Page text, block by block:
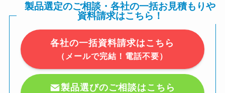
製品選定のご相談・各社の一括お見積もりや
資料請求はこちら！
各社の一括資料請求はこちら
（メールで完結！電話不要）
製品選びのご相談はこちら